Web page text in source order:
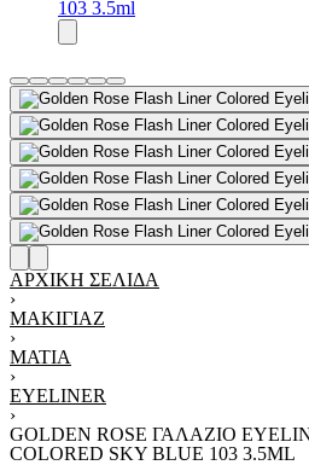
ΑΡΧΙΚΉ ΣΕΛΊΔΑ
›
ΜΑΚΙΓΙΆΖ
›
ΜΆΤΙΑ
›
EYELINER
›
GOLDEN ROSE ΓΑΛΆΖΙΟ
COLORED SKY BLUE 103 3.5ML